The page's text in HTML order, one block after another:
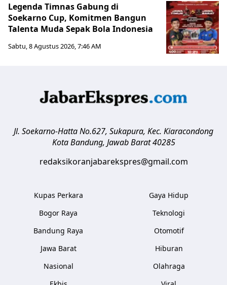
Legenda Timnas Gabung di
Soekarno Cup, Komitmen Bangun
Talenta Muda Sepak Bola Indonesia
Sabtu, 8 Agustus 2026, 7:46 AM
Jl. Soekarno-Hatta No.627, Sukapura, Kec. Kiaracondong
Kota Bandung, Jawab Barat 40285
redaksikoranjabarekspres@gmail.com
Kupas Perkara
Bogor Raya
Bandung Raya
Jawa Barat
Nasional
Gaya Hidup
Teknologi
Otomotif
Hiburan
Olahraga